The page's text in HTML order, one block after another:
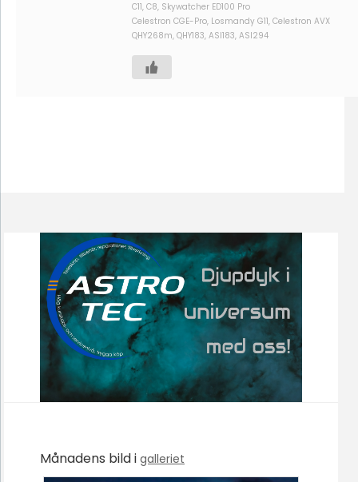
C11, C8, Skywatcher ED100 Pro
Celestron CGE-Pro, Losmandy G11, Celestron AVX
QHY268m, QHY183, ASI183, ASI294
Månadens bild i galleriet